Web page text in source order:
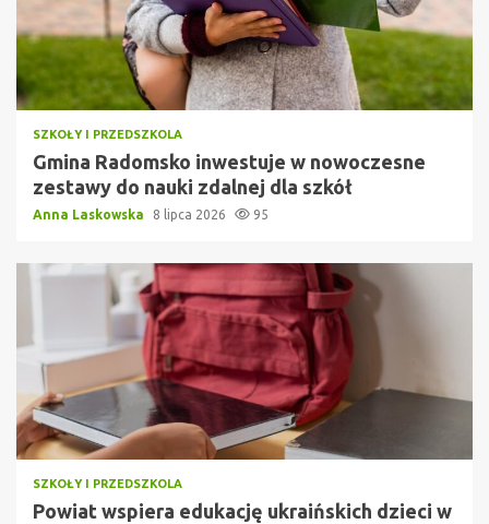
SZKOŁY I PRZEDSZKOLA
Gmina Radomsko inwestuje w nowoczesne
zestawy do nauki zdalnej dla szkół
Anna Laskowska 8 lipca 2026 95
SZKOŁY I PRZEDSZKOLA
Powiat wspiera edukację ukraińskich dzieci w